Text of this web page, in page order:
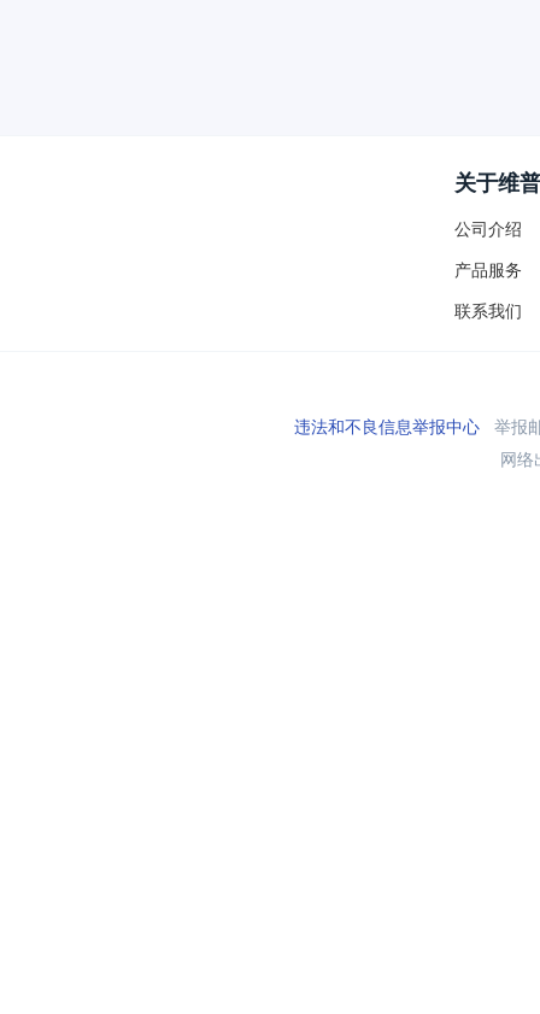
关于维普
公司介绍
产品服务
联系我们
违法和不良信息举报中心举报
网